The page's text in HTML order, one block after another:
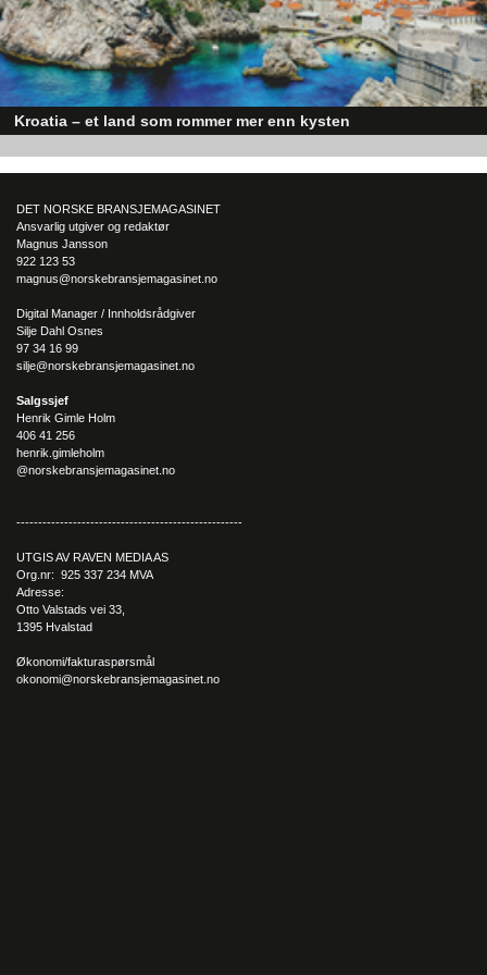
Kroatia – et land som rommer mer enn kysten
DET NORSKE BRANSJEMAGASINET
Ansvarlig utgiver og redaktør
Magnus Jansson
922 123 53
magnus@norskebransjemagasinet.no
Digital Manager / Innholdsrådgiver
Silje Dahl Osnes
97 34 16 99
silje@norskebransjemagasinet.no
Salgssjef
Henrik Gimle Holm
406 41 256
henrik.gimleholm
@norskebransjemagasinet.no
----------------------------------------------------
UTGIS AV RAVEN MEDIA AS
Org.nr: 925 337 234 MVA
Adresse:
Otto Valstads vei 33,
1395 Hvalstad
Økonomi/fakturaspørsmål
okonomi@norskebransjemagasinet.no